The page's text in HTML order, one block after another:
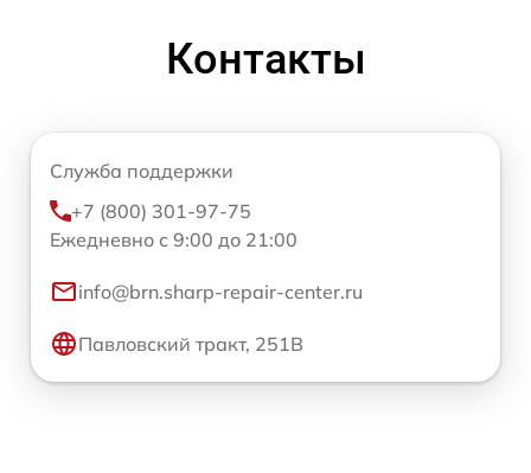
Контакты
Служба поддержки
+7 (800) 301-97-75
Ежедневно с 9:00 до 21:00
info@brn.sharp-repair-center.ru
Павловский тракт, 251В